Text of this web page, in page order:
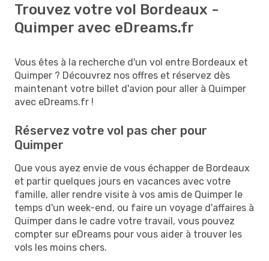
Trouvez votre vol Bordeaux -
Quimper avec eDreams.fr
Vous êtes à la recherche d'un vol entre Bordeaux et
Quimper ? Découvrez nos offres et réservez dès
maintenant votre billet d'avion pour aller à Quimper
avec eDreams.fr !
Réservez votre vol pas cher pour
Quimper
Que vous ayez envie de vous échapper de Bordeaux
et partir quelques jours en vacances avec votre
famille, aller rendre visite à vos amis de Quimper le
temps d'un week-end, ou faire un voyage d'affaires à
Quimper dans le cadre votre travail, vous pouvez
compter sur eDreams pour vous aider à trouver les
vols les moins chers.